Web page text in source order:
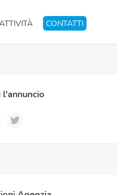
CONTATTI
l'annuncio